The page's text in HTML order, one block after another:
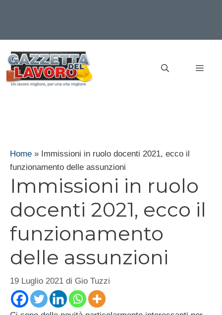
contenuto
Home » Immissioni in ruolo docenti 2021, ecco il
funzionamento delle assunzioni
Immissioni in ruolo
docenti 2021, ecco il
funzionamento
delle assunzioni
19 Luglio 2021 di Gio Tuzzi